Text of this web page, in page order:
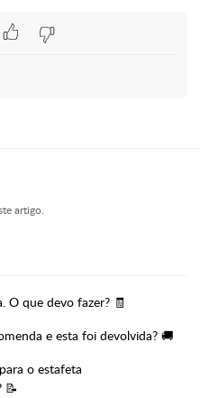
artigo.
O que devo fazer? 🧾
e esta foi devolvida? 🚚
o estafeta
📝